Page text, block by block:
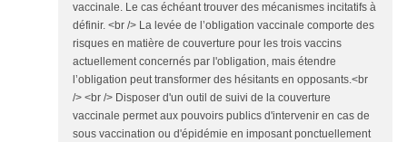
vaccinale. Le cas échéant trouver des mécanismes incitatifs à
définir. <br /> La levée de l’obligation vaccinale comporte des
risques en matière de couverture pour les trois vaccins
actuellement concernés par l'obligation, mais étendre
l’obligation peut transformer des hésitants en opposants.<br
/> <br /> Disposer d'un outil de suivi de la couverture
vaccinale permet aux pouvoirs publics d'intervenir en cas de
sous vaccination ou d'épidémie en imposant ponctuellement